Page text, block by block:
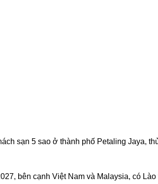
sạn 5 sao ở thành phố Petaling Jaya,
bên cạnh Việt Nam và Malaysia, có